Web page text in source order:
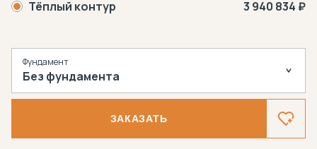
Тёплый контур 3 940 834 ₽
Фундамент
Без фундамента
ЗАКАЗАТЬ